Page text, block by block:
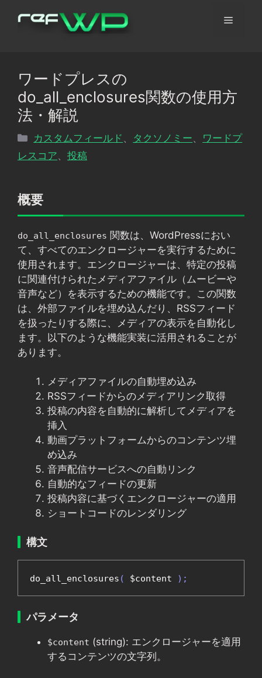
メ
ワードプレスの
do_all_enclosures関数の使用方
法・解説
カ
テ
ー
カスタムフィールド タクソノミー
ワードプ
レスコア
投稿
概要
do_all_enclosures 関数は、WordPressにおい
て、すべてのエンクロージャーを実行するために
使用されます。エンクロージャーは、特定の投稿
に関連付けられたメディアファイル（ムービーや
音声など）を表示するための機能です。この関数
は、外部ファイルを埋め込んだり、RSSフィード
を扱ったりする際に、メディアの表示を自動化し
ます。以下のような機能実装に活用されることが
あります。
メディアファイルの自動埋め込み
RSSフィードからのメディアリンク取得
投稿の内容を自動的に解析してメディアを
挿入
動画プラットフォームからのコンテンツ埋
め込み
音声配信サービスへの自動リンク
自動的なフィードの更新
投稿内容に基づくエンクロージャーの適用
ショートコードのレンダリング
構文
do_all_enclosures ( $content );
パラメータ
$content (string): エンクロージャーを適用
するコンテンツの文字列。